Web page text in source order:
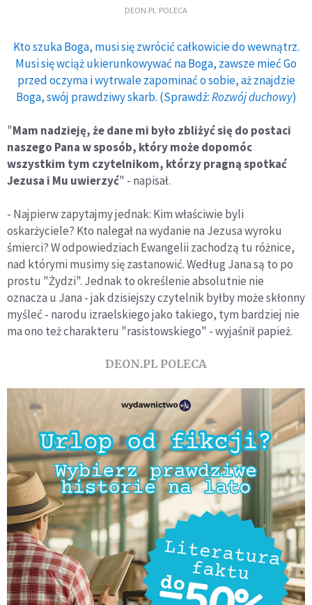
DEON.PL POLECA
Kto szuka Boga, musi się zwrócić całkowicie do wewnątrz.
Musi się wciąż ukierunkowywać na Boga, zawsze mieć Go
przed oczyma i wytrwale zapominać o sobie, aż znajdzie
Boga, swój prawdziwy skarb. (Sprawdź:Rozwój duchowy)
"Mam nadzieję, że dane mi było zbliżyć się do postaci
naszego Pana w sposób, który może dopomóc
wszystkim tym czytelnikom, którzy pragną spotkać
Jezusa i Mu uwierzyć" - napisał.
- Najpierw zapytajmy jednak: Kim właściwie byli
oskarżyciele? Kto nalegał na wydanie na Jezusa wyroku
śmierci? W odpowiedziach Ewangelii zachodzą tu różnice,
nad którymi musimy się zastanowić. Według Jana są to po
prostu "Żydzi". Jednak to określenie absolutnie nie
oznacza u Jana - jak dzisiejszy czytelnik byłby może skłonny
myśleć - narodu izraelskiego jako takiego, tym bardziej nie
ma ono też charakteru "rasistowskiego" - wyjaśnił papież.
DEON.PL POLECA